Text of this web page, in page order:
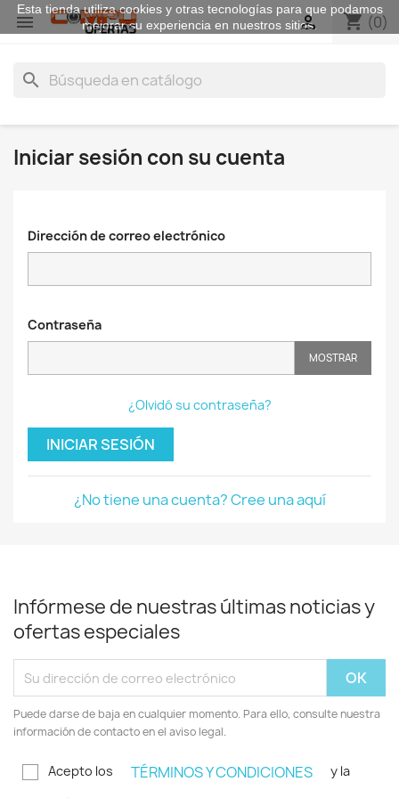
 shopping_cart (0)

search
Iniciar sesión con su cuenta
Dirección de correo electrónico
Contraseña
MOSTRAR
¿Olvidó su contraseña?
INICIAR SESIÓN
¿No tiene una cuenta? Cree una aquí
Infórmese de nuestras últimas noticias y
ofertas especiales
Puede darse de baja en cualquier momento. Para ello, consulte nuestra
información de contacto en el aviso legal.
Acepto los TÉRMINOS Y CONDICIONES y la
Esta tienda utiliza cookies y otras tecnologías para que podamos
mejorar su experiencia en nuestros sitios.